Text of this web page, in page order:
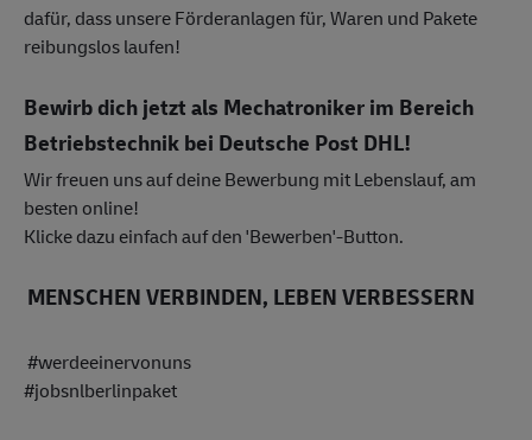
dafür, dass unsere Förderanlagen für, Waren und Pakete
reibungslos laufen!
Bewirb dich jetzt als Mechatroniker im Bereich
Betriebstechnik bei Deutsche Post DHL!
Wir freuen uns auf deine Bewerbung mit Lebenslauf, am
besten online!
Klicke dazu einfach auf den 'Bewerben'-Button.
MENSCHEN VERBINDEN, LEBEN VERBESSERN
#werdeeinervonuns
#jobsnlberlinpaket